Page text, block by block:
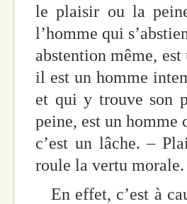
le plaisir ou la
l’homme qui
abstention même,
il est un homme
et qui y trouve son
peine, est un homme
c’est un lâche. –
roule la vertu morale.
En effet, c’est à